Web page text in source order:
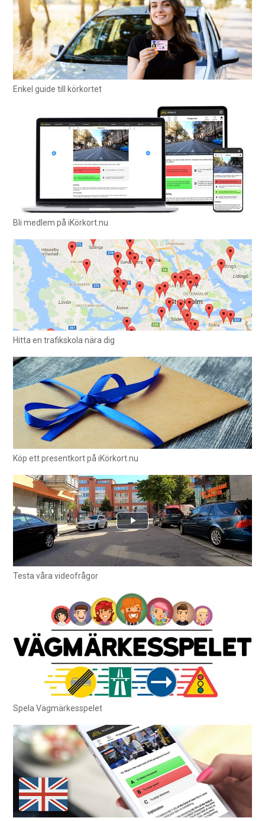
Enkel guide till körkortet
Bli medlem på iKörkort.nu
Hitta en trafikskola nära dig
Köp ett presentkort på iKörkort.nu
Testa våra videofrågor
Spela Vägmärkesspelet